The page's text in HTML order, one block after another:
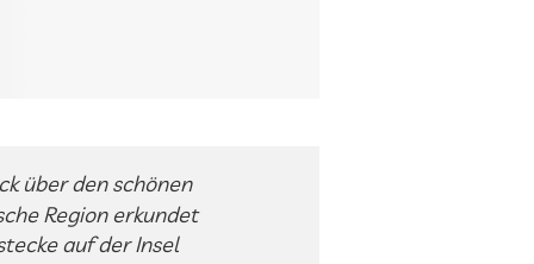
über den schönen
Region erkundet
auf der Insel